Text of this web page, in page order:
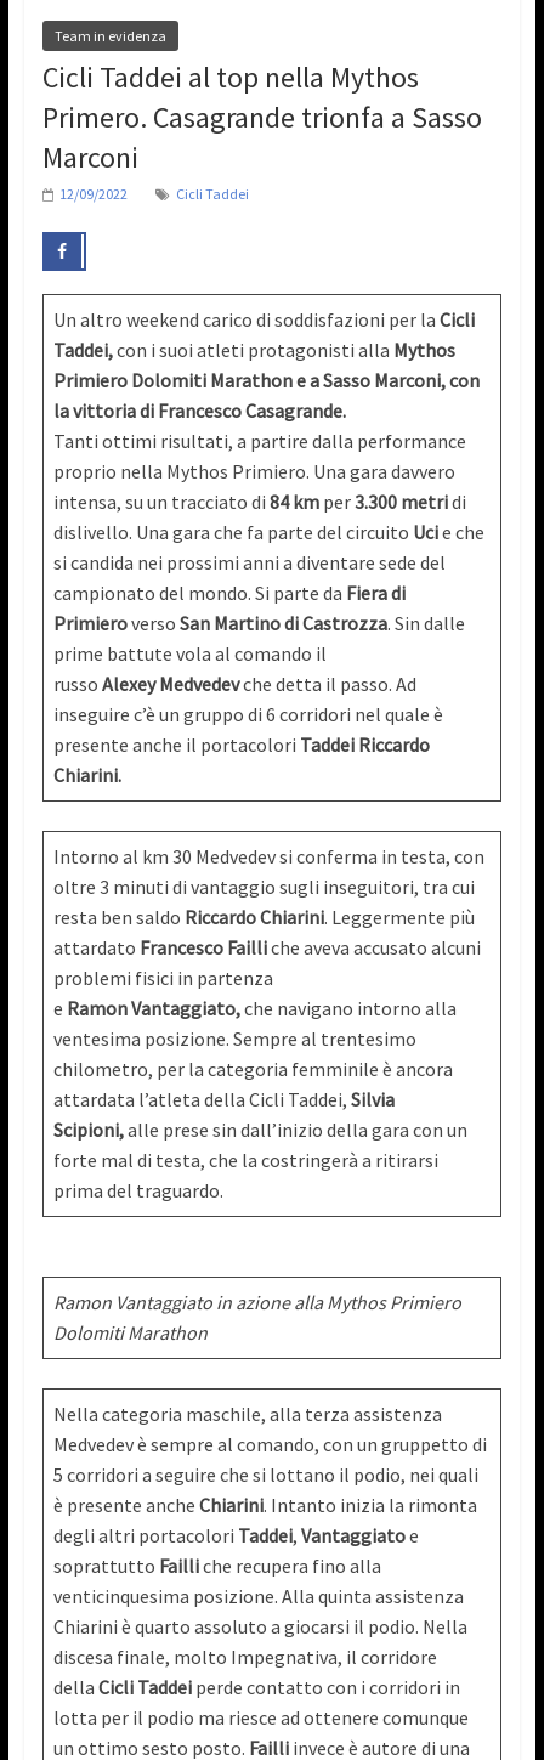
Team in evidenza
Cicli Taddei al top nella Mythos
Primero. Casagrande trionfa a Sasso
Marconi
12/09/2022 Cicli Taddei
Un altro weekend carico di soddisfazioni per la Cicli
Taddei,con i suoi atleti protagonisti alla Mythos
Primiero Dolomiti Marathon e a Sasso Marconi, con
la vittoria di Francesco Casagrande.
Tanti ottimi risultati, a partire dalla performance
proprio nella Mythos Primiero. Una gara davvero
intensa, su un tracciato di 84 kmper3.300 metridi
dislivello. Una gara che fa parte del circuito Ucie che
si candida nei prossimi anni a diventare sede del
campionato del mondo. Si parte da Fiera di
Primieroverso San Martino di Castrozza. Sin dalle
prime battute vola al comando il
russo Alexey Medvedevche detta il passo. Ad
inseguire c’è un gruppo di 6 corridori nel quale è
presente anche il portacolori Taddei Riccardo
Chiarini.
Intorno al km 30 Medvedev si conferma in testa, con
oltre 3 minuti di vantaggio sugli inseguitori, tra cui
resta ben saldo Riccardo Chiarini. Leggermente più
attardato Francesco Failliche aveva accusato alcuni
problemi fisici in partenza
e RamonVantaggiato,che navigano intorno alla
ventesima posizione. Sempre al trentesimo
chilometro, per la categoria femminile è ancora
attardata l’atleta della Cicli Taddei, Silvia
Scipioni,alle prese sin dall’inizio della gara con un
forte mal di testa, che la costringerà a ritirarsi
prima del traguardo.
Ramon Vantaggiato in azione alla Mythos Primiero
Dolomiti Marathon
Nella categoria maschile, alla terza assistenza
Medvedev è sempre al comando, con un gruppetto di
5 corridori a seguire che si lottano il podio, nei quali
è presente anche Chiarini. Intanto inizia la rimonta
degli altri portacolori Taddei, Vantaggiatoe
soprattutto Failliche recupera fino alla
venticinquesima posizione. Alla quinta assistenza
Chiarini è quarto assoluto a giocarsi il podio. Nella
discesa finale, molto Impegnativa, il corridore
della Cicli Taddeiperde contatto con i corridori in
lotta per il podio ma riesce ad ottenere comunque
un ottimo sesto posto. Failliinvece è autore di una